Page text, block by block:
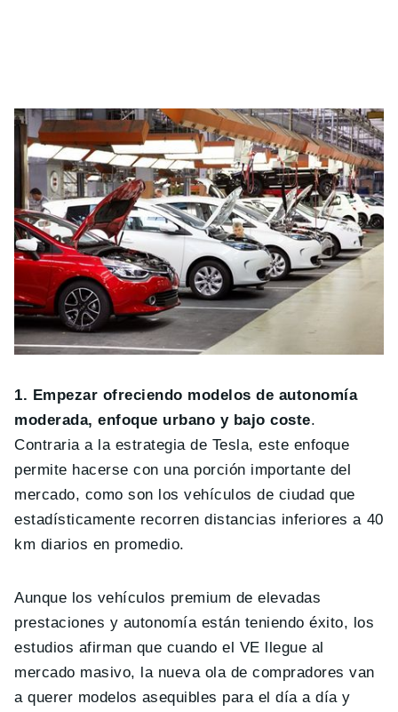
1. Empezar ofreciendo modelos de autonomía
moderada, enfoque urbano y bajo coste.
Contraria a la estrategia de Tesla, este enfoque
permite hacerse con una porción importante del
mercado, como son los vehículos de ciudad que
estadísticamente recorren distancias inferiores a 40
km diarios en promedio.
Aunque los vehículos premium de elevadas
prestaciones y autonomía están teniendo éxito, los
estudios afirman que cuando el VE llegue al
mercado masivo, la nueva ola de compradores van
a querer modelos asequibles para el día a día y